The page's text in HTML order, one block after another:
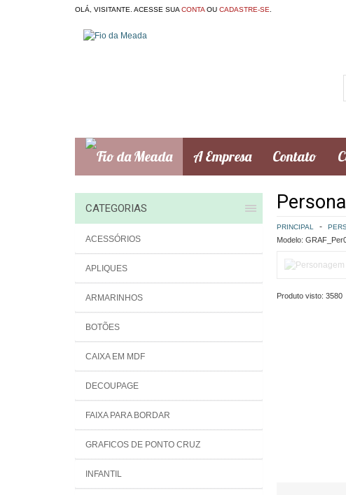
OLÁ, VISITANTE. ACESSE SUA CONTA OU CADASTRE-SE
A Empresa Contato
CATEGORIAS
ACESSÓRIOS
APLIQUES
ARMARINHOS
BOTÕES
CAIXA EM MDF
DECOUPAGE
FAIXA PARA BORDAR
GRAFICOS DE PONTO CRUZ
INFANTIL
PRINCIPAL
Modelo:
Produto visto: 3580